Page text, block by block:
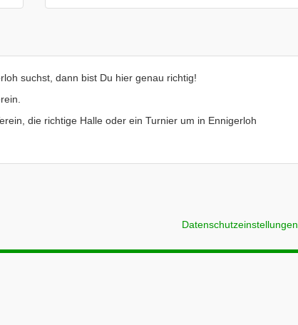
suchst, dann bist Du hier genau richtig!
die richtige Halle oder ein Turnier um in Ennigerloh
Datenschutzeinstellungen